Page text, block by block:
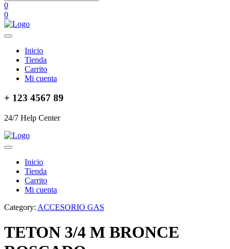
0
0
Inicio
Tienda
Carrito
Mi cuenta
+ 123 4567 89
24/7 Help Center
Inicio
Tienda
Carrito
Mi cuenta
Category: ACCESORIO GAS
TETON 3/4 M BRONCE